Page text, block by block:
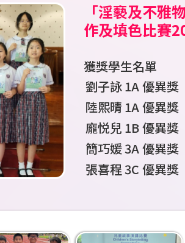
「淫褻及不雅
作及填色比賽
獲獎學生名單
劉子詠1A優異獎
陸熙晴 1A優異獎
龐悦兒 1B優異獎
簡巧媛3A優異獎
張喜程3C 優異獎
錢沛言4B優異獎
李衍融4B優異獎
公民田徑錦標
謝樂言
王展濠
3C
許峻軒
4A
梁直樹
5B
梁直樹 許峻熙
尹俊殷 簡傲哲
5B
5C
Tell A Tale
Storytelling
獲獎學生名單
陳恩琳 2C
「童心共讀國
科閱讀活動比
獲獎學生名單
張志恆4A高小文
陳栢朗 4C高小文
2026新星啟
1A董胤澤
2A葉柏熙
3A劉穎彤
3A杜芯泳
3C王展濠
霓裳裏的中國
香工思高盃小
學生姓名班別
張志恆
4A
郭子熙
4C
雷諾森
5A
許峻熙
5C
梁沐恩
6A
陳敏希
6C
劉明希
6C
嘉栢理念小學
學生姓名班別
王梓翔
3A
張志恆
4A
許峻軒
4A
龍俊瀟
4A
葉敏匡
4B
郭子熙
4C
湯俊彥
4C
二零二六年香
馬會學生繪畫
獲獎學生名單
陳芷瑤5B高小組
香港青少年田
6A梁沐恩6A于豐瑞
戴俊賢6B黃開昇
1A董胤澤2A葉柏熙
張德山 2C劉靖揚
6A于豐瑞
2A葉柏熙
2026新星新
許峻軒4A男子
許峻軒4A男子2016
葉敏匡 4B男子2016
南區小學生五
許峻軒4A
冠軍
郭子熙4C
許峻熙 5C
梁沐恩 6A
孫啓溢6A
陳敏希6C
符恩傑6D
尹俊熹6D
第十五屆（
星」才華拓展
獲獎學生名單
《我要讚佢》
計劃」
獲獎學生名單
譚語彤6B最值得
趙温良 5C最值得
沙田武術錦標賽
張志恆4A男子五
何明澤4A男子雙
葉敏匡 4B男子五
杜泫悅 6A女子南拳
杜泫悅6A女子劍術
周皓朗4C 男子五
張志恆4A集體五
何明澤4A集體五
沙田武術錦標
4A 張志恆 男子五步
4A 何明澤 男子雙截
4B 葉敏匡 男子五步
6A 杜泫悅 女子南拳
4C 周皓朗 男子五步
聖公會小學第
比賽
獲獎學生名單
康俊辰6A
隊際賽
郭思培 6A
劉泓希 6C
李沛諾6C
彭子諾6D
秦賢皓5D
楊凱瑞5D
聖公會小學第
比賽
獲獎學生名單
康俊辰6A 個人賽
康俊辰 6A
郭思培6A
劉泓希 6C
彭子諾6D
趙温良5C
愛國共融•彩
育填色比賽
獲獎學生名單
陸庭欣3B初小組
第十二屆全港
學生姓
名
班
別
別
秦賢皓
5D
康俊辰
6A
郭思培
6A
彭子諾
6D
楊凱瑞
5D